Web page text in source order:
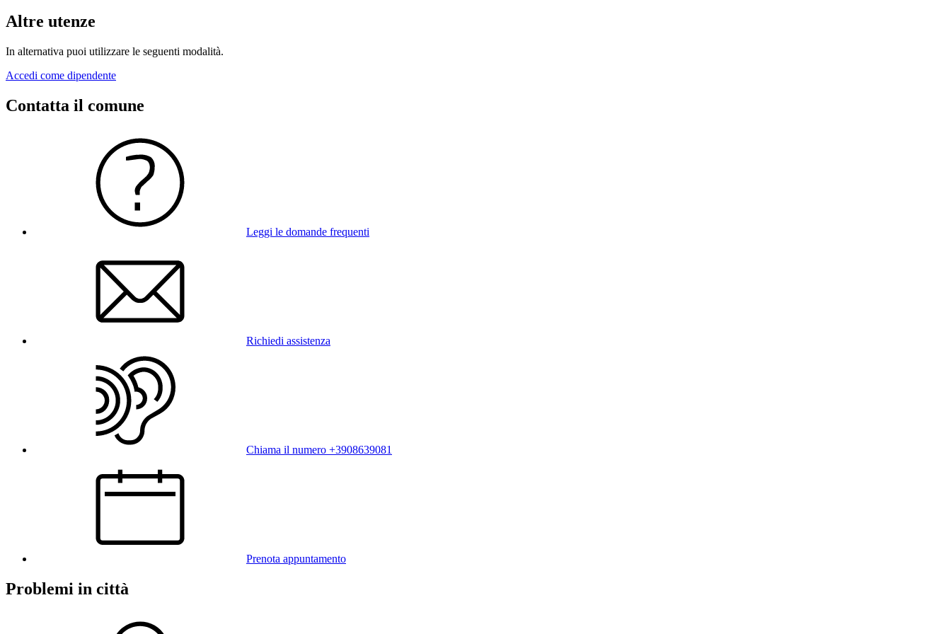
Altre utenze
In alternativa puoi utilizzare le seguenti modalità.
Accedi come dipendente
Contatta il comune
Leggi le domande frequenti
Richiedi assistenza
Chiama il numero +3908639081
Prenota appuntamento
Problemi in città